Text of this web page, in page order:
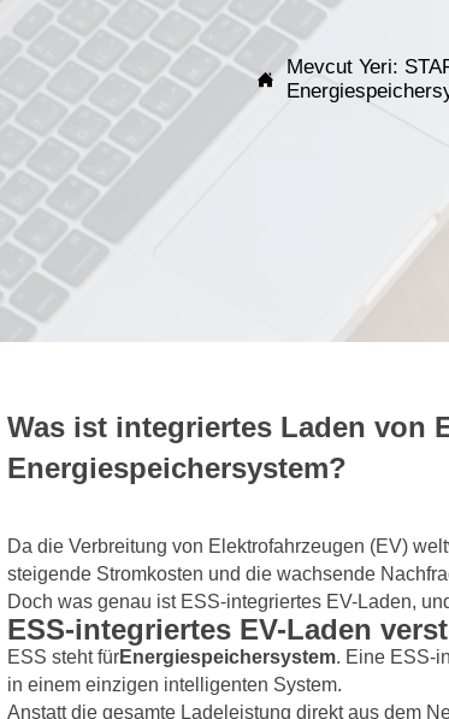

Mevcut Yeri:
Was ist integriertes Laden von
Energiespeichersystem?
Da die Verbreitung von Elektrofahrzeugen (EV)
steigende Stromkosten und die wachsende
Doch was genau ist ESS-integriertes EV-Laden,
ESS-integriertes EV-Laden
ESS steht fürEnergiespeichersystem. Eine ESS-
in einem einzigen intelligenten System.
Anstatt die gesamte Ladeleistung direkt aus dem